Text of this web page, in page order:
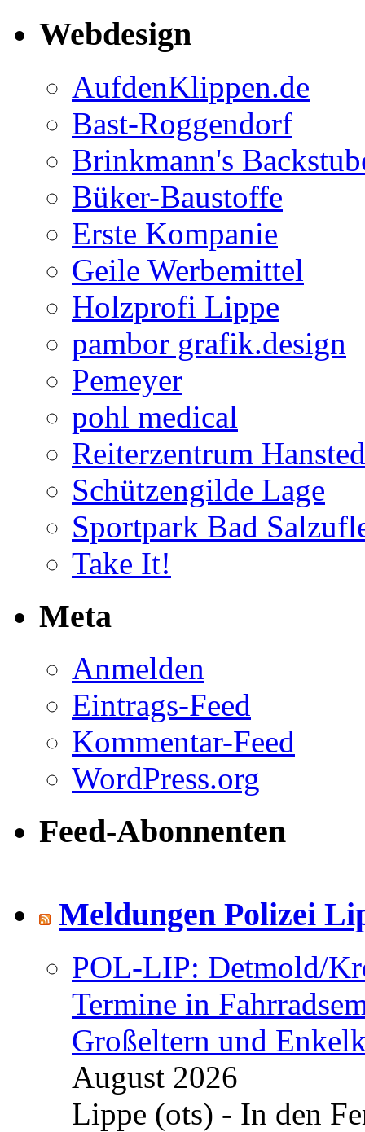
Webdesign
AufdenKlippen.de
Bast-Roggendorf
Brinkmann's
Büker-Baustoffe
Erste Kompanie
Geile Werbemittel
Holzprofi Lippe
pambor grafik.design
Pemeyer
pohl medical
Reiterzentrum
Schützengilde Lage
Sportpark Bad
Take It!
Meta
Anmelden
Eintrags-Feed
Kommentar-Feed
WordPress.org
Feed-Abonnenten
Meldungen Polizei
POL-LIP: Detmold/
Termine in
Großeltern und
August 2026
Lippe (ots) - In den